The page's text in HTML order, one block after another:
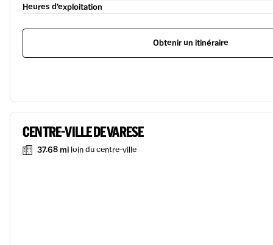
Heures d’exploitation
Obtenir un itinéraire
CENTRE-VILLE DE VARESE
37.68 mi loin du centre-ville